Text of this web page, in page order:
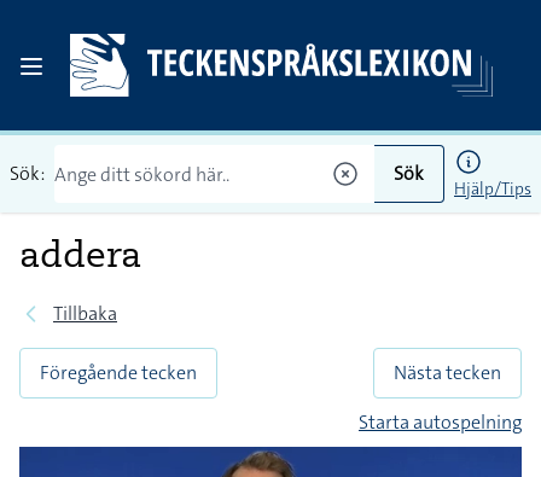
Sök: Sök
Hjälp/Tips
addera
Tillbaka
Föregående tecken
Nästa tecken
Starta autospelning